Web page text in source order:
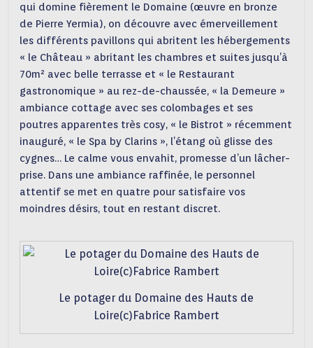
qui domine fièrement le Domaine (œuvre en bronze
de Pierre Yermia), on découvre avec émerveillement
les différents pavillons qui abritent les hébergements
« le Château » abritant les chambres et suites jusqu’à
70m² avec belle terrasse et « le Restaurant
gastronomique » au rez-de-chaussée, « la Demeure »
ambiance cottage avec ses colombages et ses
poutres apparentes très cosy, « le Bistrot » récemment
inauguré, « le Spa by Clarins », l’étang où glisse des
cygnes… Le calme vous envahit, promesse d’un lâcher-
prise. Dans une ambiance raffinée, le personnel
attentif se met en quatre pour satisfaire vos
moindres désirs, tout en restant discret.
Le potager du Domaine des Hauts de
Loire(c)Fabrice Rambert